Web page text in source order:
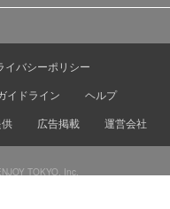
イバシーポリシー
イドライン
ヘルプ
広告掲載 運営会社
TOKYO, Inc.